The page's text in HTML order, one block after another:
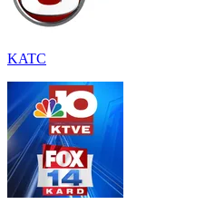
KATC